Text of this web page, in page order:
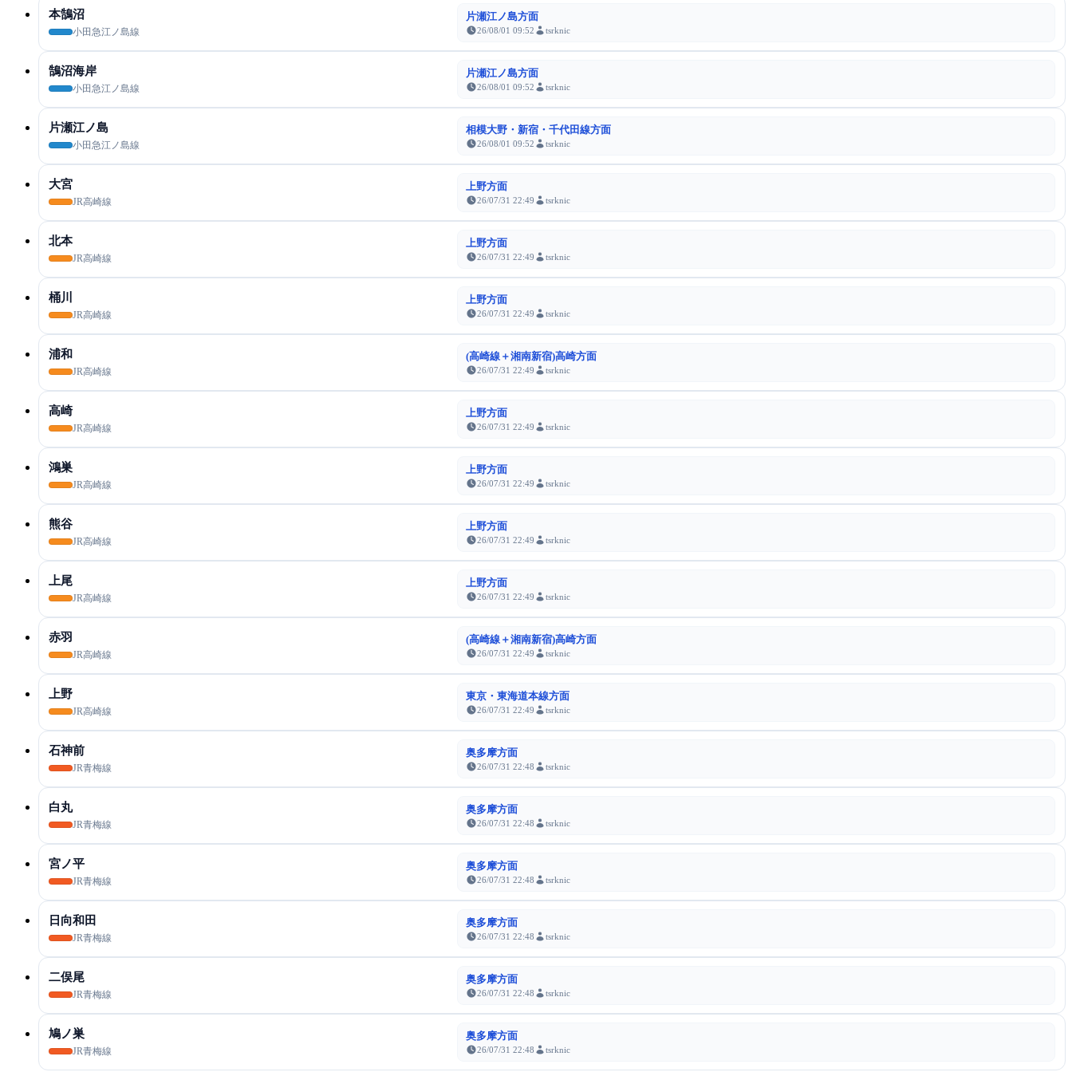
本鵠沼
小田急江ノ島線
片瀬江ノ島方面
26/08/01 09:52 tsrknic
鵠沼海岸
小田急江ノ島線
片瀬江ノ島方面
26/08/01 09:52 tsrknic
片瀬江ノ島
小田急江ノ島線
相模大野・新宿・千代田線方面
26/08/01 09:52 tsrknic
大宮
JR高崎線
上野方面
26/07/31 22:49 tsrknic
北本
JR高崎線
上野方面
26/07/31 22:49 tsrknic
桶川
JR高崎線
上野方面
26/07/31 22:49 tsrknic
浦和
JR高崎線
(高崎線＋湘南新宿)高崎方面
26/07/31 22:49 tsrknic
高崎
JR高崎線
上野方面
26/07/31 22:49 tsrknic
鴻巣
JR高崎線
上野方面
26/07/31 22:49 tsrknic
熊谷
JR高崎線
上野方面
26/07/31 22:49 tsrknic
上尾
JR高崎線
上野方面
26/07/31 22:49 tsrknic
赤羽
JR高崎線
(高崎線＋湘南新宿)高崎方面
26/07/31 22:49 tsrknic
上野
JR高崎線
東京・東海道本線方面
26/07/31 22:49 tsrknic
石神前
JR青梅線
奥多摩方面
26/07/31 22:48 tsrknic
白丸
JR青梅線
奥多摩方面
26/07/31 22:48 tsrknic
宮ノ平
JR青梅線
奥多摩方面
26/07/31 22:48 tsrknic
日向和田
JR青梅線
奥多摩方面
26/07/31 22:48 tsrknic
二俣尾
JR青梅線
奥多摩方面
26/07/31 22:48 tsrknic
鳩ノ巣
JR青梅線
奥多摩方面
26/07/31 22:48 tsrknic